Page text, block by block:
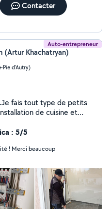
Contacter
Auto-entrepreneur
(Artur Khachatryan)
Pie d'Autry)
fais tout type de petits
suis un meinusier et
: 5/5
! Merci beaucoup